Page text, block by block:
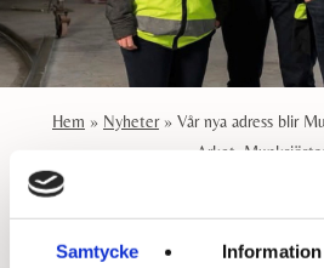
Samtycke Information
Hem » Nyheter» Vår nya adress blir
Arket,
Vår nya